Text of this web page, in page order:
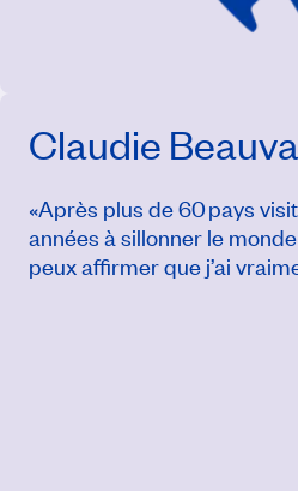
Claudie
«Après plus de 60 pays
années à sillonner le
peux affirmer que j’ai